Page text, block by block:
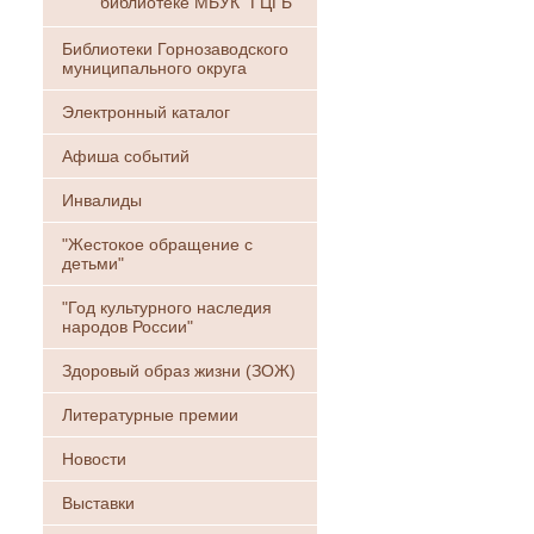
Библиотеки Горнозаводского
муниципального округа
Электронный каталог
Афиша событий
Инвалиды
"Жестокое обращение с
детьми"
"Год культурного наследия
народов России"
Здоровый образ жизни (ЗОЖ)
Литературные премии
Новости
Выставки